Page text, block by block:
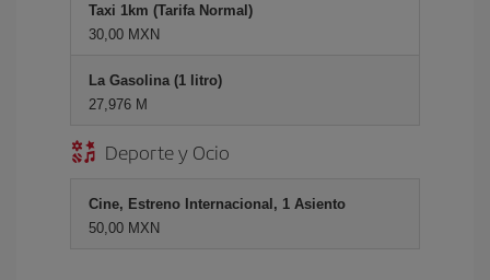
Taxi 1km (Tarifa Normal)
30,00 MXN
La Gasolina (1 litro)
27,976 M
Deporte y Ocio
Cine, Estreno Internacional, 1 Asiento
50,00 MXN